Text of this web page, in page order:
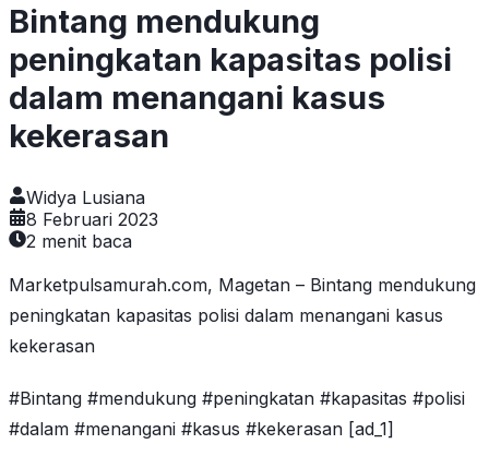
Bintang mendukung
peningkatan kapasitas polisi
dalam menangani kasus
kekerasan
Widya Lusiana
8 Februari 2023
2 menit baca
Marketpulsamurah.com, Magetan – Bintang mendukung
peningkatan kapasitas polisi dalam menangani kasus
kekerasan
#Bintang #mendukung #peningkatan #kapasitas #polisi
#dalam #menangani #kasus #kekerasan [ad_1]